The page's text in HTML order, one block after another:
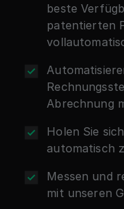
Lesen
beste
patentierten
Abrechnung
Holen Sie
automatisch
Messen und
mit unseren